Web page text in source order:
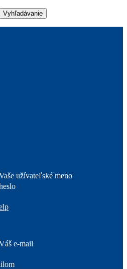
užívateľské meno
e-mail